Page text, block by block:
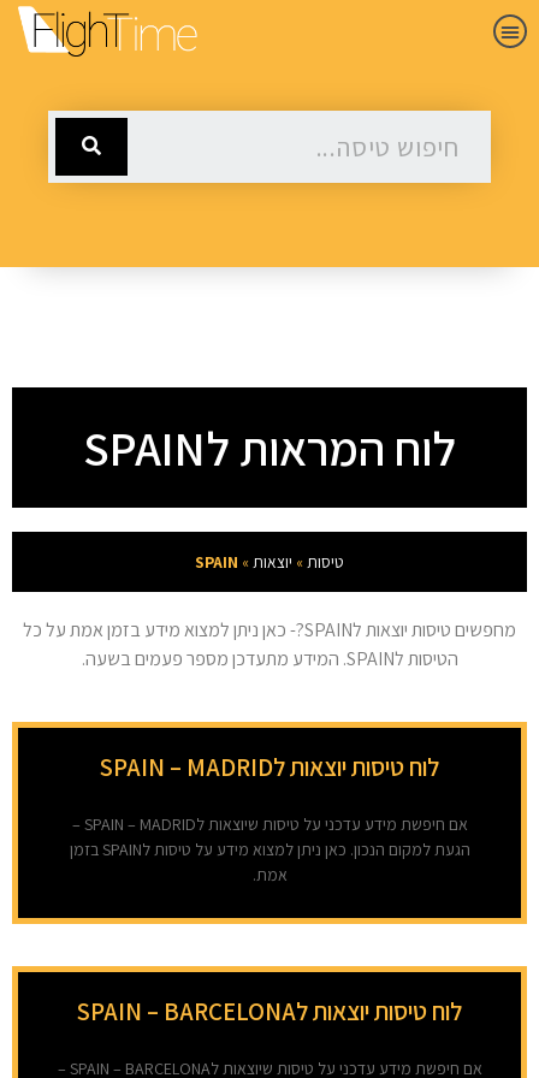
לוח המראות לSPAIN
טיסות » יוצאות »
SPAIN
מחפשים טיסות יוצאות לSPAIN?- כאן ניתן למצוא מידע בזמן אמת על כל
הטיסות לSPAIN. המידע מתעדכן מספר פעמים בשעה.
לוח טיסות יוצאות לSPAIN – MADRID
אם חיפשת מידע עדכני על טיסות שיוצאות לSPAIN – MADRID –
הגעת למקום הנכון. כאן ניתן למצוא מידע על טיסות לSPAIN בזמן
אמת.
לוח טיסות יוצאות לSPAIN – BARCELONA
אם חיפשת מידע עדכני על טיסות שיוצאות לSPAIN – BARCELONA –